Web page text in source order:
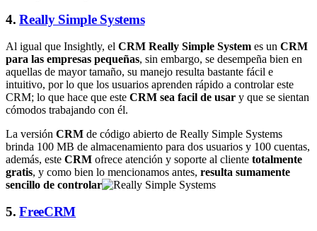
4.Really Simple Systems
Al igual que Insightly, el CRM Really Simple System es un CRM
para las empresas pequeñas, sin embargo, se desempeña bien en
aquellas de mayor tamaño, su manejo resulta bastante fácil e
intuitivo, por lo que los usuarios aprenden rápido a controlar este
CRM; lo que hace que este CRM sea facil de usar y que se sientan
cómodos trabajando con él.
La versión CRM de código abierto de Really Simple Systems
brinda 100 MB de almacenamiento para dos usuarios y 100 cuentas,
además, este CRM ofrece atención y soporte al cliente totalmente
gratis, y como bien lo mencionamos antes, resulta sumamente
sencillo de controlar
5.FreeCRM